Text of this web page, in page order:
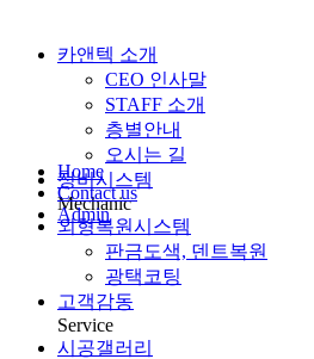
카앤텍 소개
CEO 인사말
STAFF 소개
층별안내
오시는 길
정비시스템
Mechanic
외형복원시스템
판금도색, 덴트복원
광택코팅
고객감동
Service
시공갤러리
Home
Contact us
Admin